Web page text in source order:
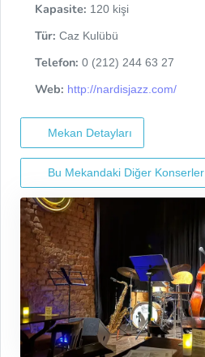
Kapasite: 120 kişi
Tür: Caz Kulübü
Telefon: 0 (212) 244 63 27
Web: http://nardisjazz.com/
Mekan Detayları
Bu Mekandaki Diğer Konserler